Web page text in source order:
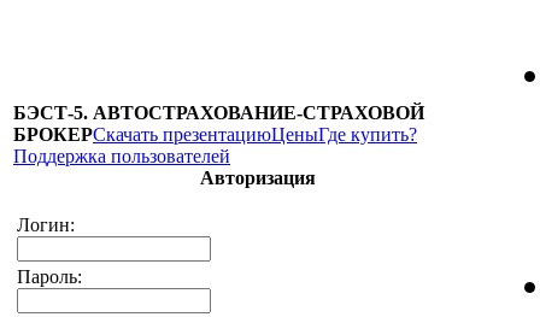
БЭСТ-5. АВТОСТРАХОВАНИЕ-СТРАХОВОЙ
БРОКЕРСкачать презентациюЦеныГде купить?
Поддержка пользователей
Авторизация
Логин:
Пароль: